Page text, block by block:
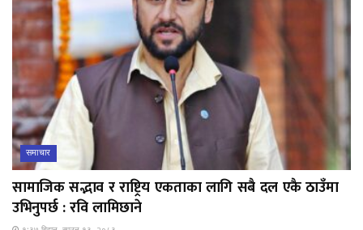
समाचार
सामाजिक सद्भाव र राष्ट्रिय एकताका लागि सबै दल एकै ठाउँमा
उभिनुपर्छ : रवि लामिछाने